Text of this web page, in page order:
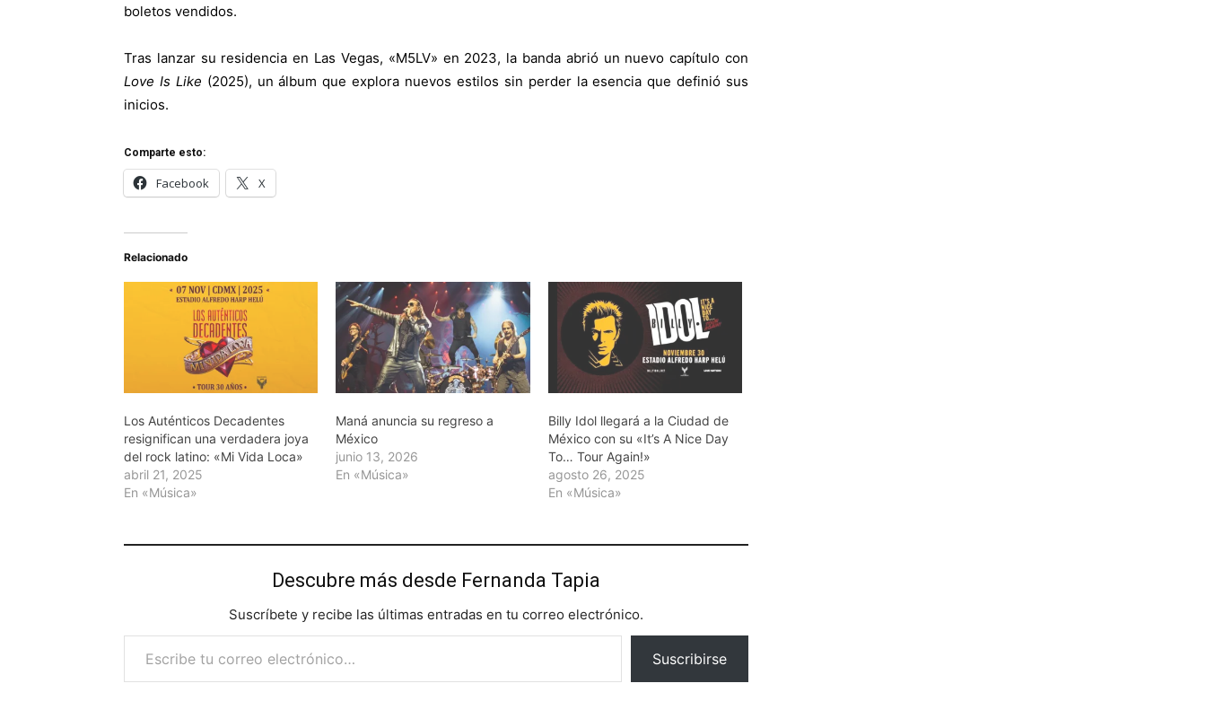
boletos vendidos.
Tras lanzar su residencia en Las Vegas, «M5LV» en 2023, la banda abrió un nuevo capítulo con
Love Is Like (2025), un álbum que explora nuevos estilos sin perder la esencia que definió sus
inicios.
Comparte esto:
Facebook X
Relacionado
Los Auténticos Decadentes
resignifican una verdadera joya
del rock latino: «Mi Vida Loca»
abril 21, 2025
En «Música»
Maná anuncia su regreso a
México
junio 13, 2026
En «Música»
Billy Idol llegará a la Ciudad de
México con su «It’s A Nice Day
To… Tour Again!»
agosto 26, 2025
En «Música»
Descubre más desde Fernanda Tapia
Suscríbete y recibe las últimas entradas en tu correo electrónico.
Escribe tu correo electrónico…
Suscribirse